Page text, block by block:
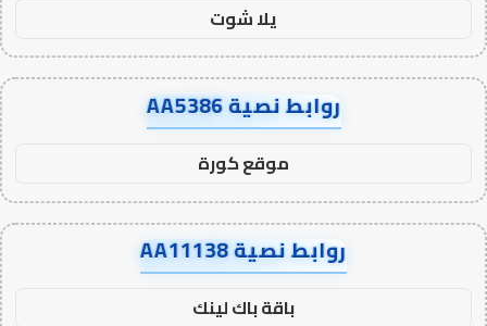
يلا شوت
روابط نصية AA5386
موقع كورة
روابط نصية AA11138
باقة باك لينك